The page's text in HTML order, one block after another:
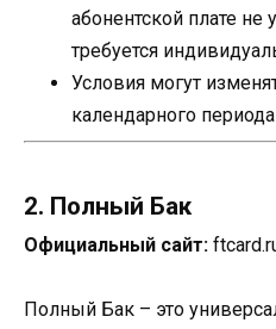
абонентской плате не
требуется
Условия могут
календарного периода
2. Полный Бак
Официальный сайт:
Полный Бак – это